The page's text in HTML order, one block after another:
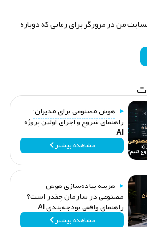
من در مرورگر برای زمانی که دوباره
هوش مصنوعی برای مدیران؛
راهنمای شروع و اجرای اولین پروژه
AI
مشاهده بیشتر
هزینه پیاده‌سازی هوش
مصنوعی در سازمان چقدر است؟
راهنمای واقعی بودجه‌بندی AI
مشاهده بیشتر